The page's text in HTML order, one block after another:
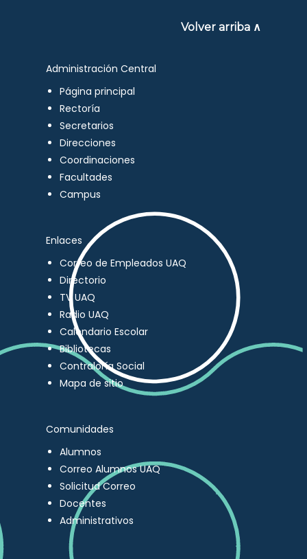
Volver arriba ∧
Administración Central
Página principal
Rectoría
Secretarios
Direcciones
Coordinaciones
Facultades
Campus
Enlaces
Correo de Empleados UAQ
Directorio
TV UAQ
Radio UAQ
Calendario Escolar
Bibliotecas
Contraloría Social
Mapa de sitio
Comunidades
Alumnos
Correo Alumnos UAQ
Solicitud Correo
Docentes
Administrativos